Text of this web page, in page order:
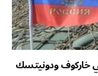
خاركوف ودونيتسك